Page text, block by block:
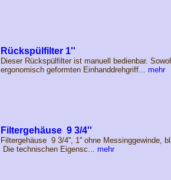
Rückspülfilter 1''
Dieser Rückspülfilter ist manuell bedienbar.
ergonomisch geformten Einhanddrehgriff... mehr
Filtergehäuse 9 3/4''
Filtergehäuse 9 3/4'', 1'' ohne Messinggewinde,
Die technischen Eigensc... mehr